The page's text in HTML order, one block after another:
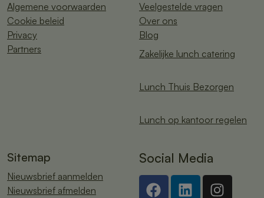
Algemene voorwaarden
Cookie beleid
Privacy
Partners
Veelgestelde vragen
Over ons
Blog
Zakelijke lunch catering
Lunch Thuis Bezorgen
Lunch op kantoor regelen
Sitemap
Nieuwsbrief aanmelden
Nieuwsbrief afmelden
Social Media